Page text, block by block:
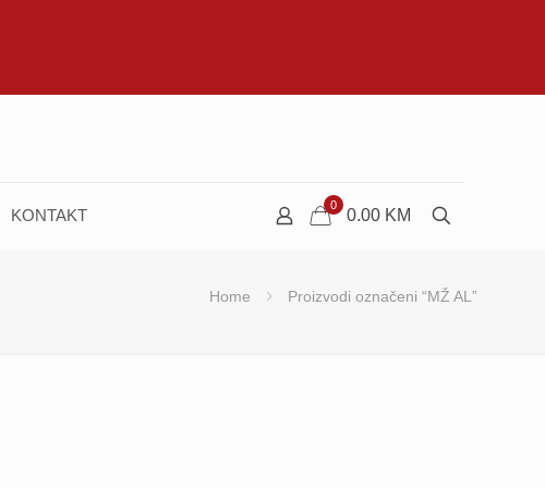
KONTAKT
0
0.00 KM
Home Proizvodi označeni “MŽ AL”